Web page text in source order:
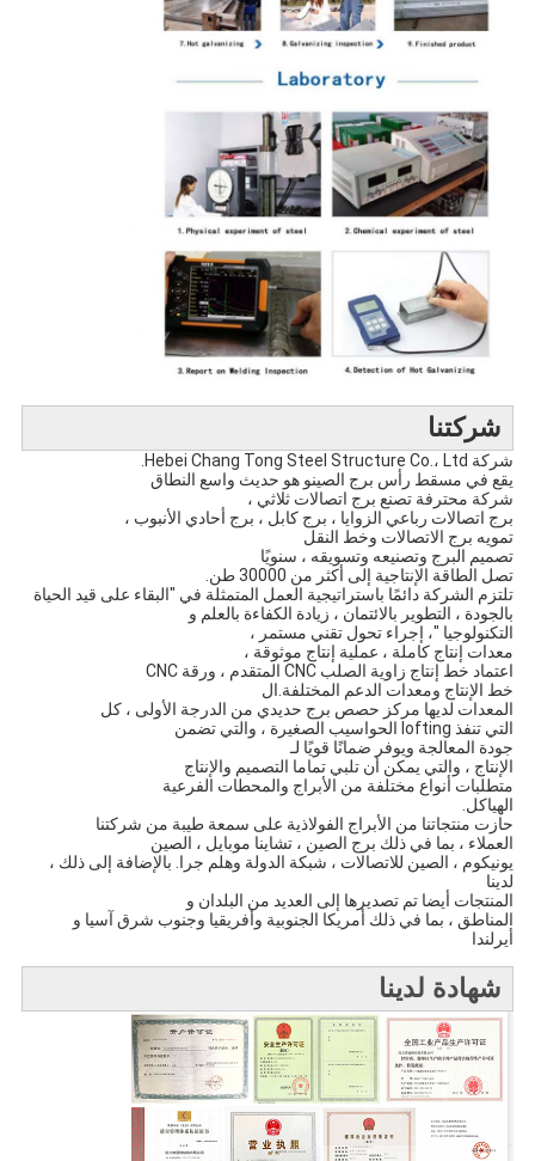
شركتنا
شركة Hebei Chang Tong Steel Structure Co.، Ltd.
يقع في مسقط رأس برج الصينو هو حديث واسع النطاق
شركة محترفة تصنع برج اتصالات ثلاثي ،
برج اتصالات رباعي الزوايا ، برج كابل ، برج أحادي الأنبوب ،
تمويه برج الاتصالات وخط النقل
تصميم البرج وتصنيعه وتسويقه ، سنويًا
تصل الطاقة الإنتاجية إلى أكثر من 30000 طن.
تلتزم الشركة دائمًا باستراتيجية العمل المتمثلة في "البقاء على قيد الحياة
بالجودة ، التطوير بالائتمان ، زيادة الكفاءة بالعلم و
التكنولوجيا "، إجراء تحول تقني مستمر ،
معدات إنتاج كاملة ، عملية إنتاج موثوقة ،
اعتماد خط إنتاج زاوية الصلب CNC المتقدم ، ورقة CNC
خط الإنتاج ومعدات الدعم المختلفة.ال
المعدات لديها مركز حصص برج حديدي من الدرجة الأولى ، كل
التي تنفذ lofting الحواسيب الصغيرة ، والتي تضمن
جودة المعالجة ويوفر ضمانًا قويًا لـ
الإنتاج ، والتي يمكن أن تلبي تماما التصميم والإنتاج
متطلبات أنواع مختلفة من الأبراج والمحطات الفرعية
الهياكل.
حازت منتجاتنا من الأبراج الفولاذية على سمعة طيبة من شركتنا
العملاء ، بما في ذلك برج الصين ، تشاينا موبايل ، الصين
يونيكوم ، الصين للاتصالات ، شبكة الدولة وهلم جرا. بالإضافة إلى ذلك ،
لدينا
المنتجات أيضا تم تصديرها إلى العديد من البلدان و
المناطق ، بما في ذلك أمريكا الجنوبية وأفريقيا وجنوب شرق آسيا و
أيرلندا
شهادة لدينا